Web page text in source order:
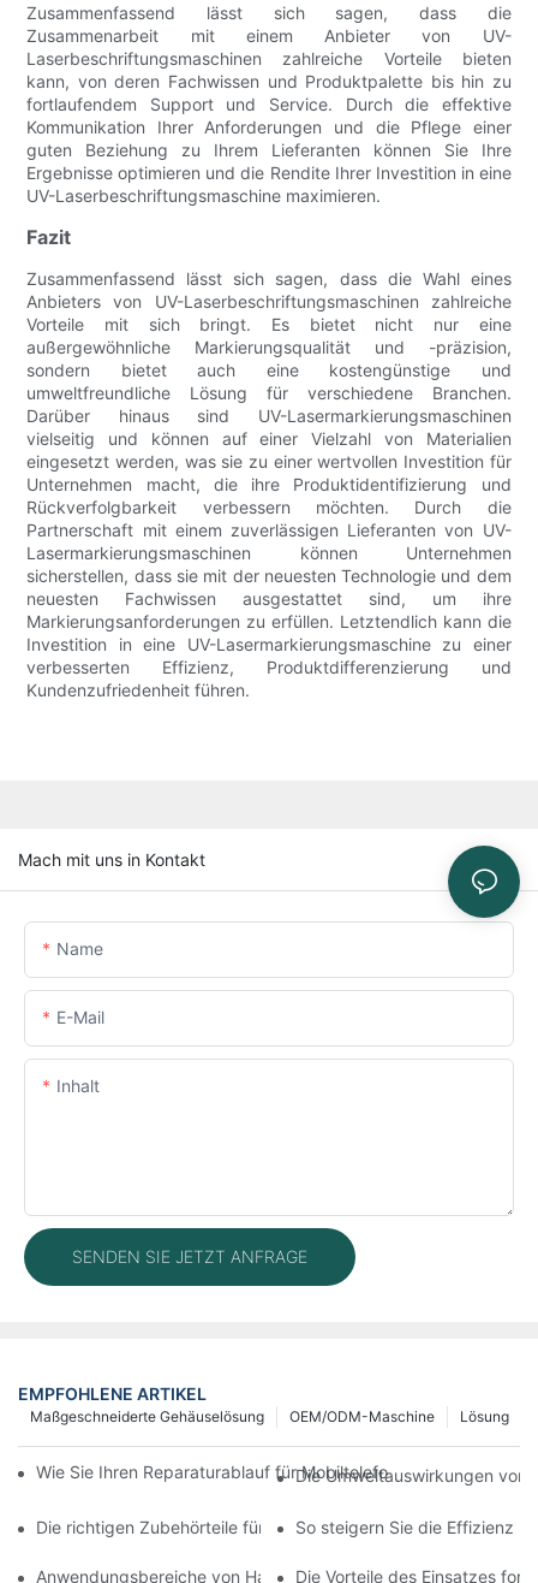
Zusammenfassend lässt sich sagen, dass die
Zusammenarbeit mit einem Anbieter von UV-
Laserbeschriftungsmaschinen zahlreiche Vorteile bieten
kann, von deren Fachwissen und Produktpalette bis hin zu
fortlaufendem Support und Service. Durch die effektive
Kommunikation Ihrer Anforderungen und die Pflege einer
guten Beziehung zu Ihrem Lieferanten können Sie Ihre
Ergebnisse optimieren und die Rendite Ihrer Investition in eine
UV-Laserbeschriftungsmaschine maximieren.
Fazit
Zusammenfassend lässt sich sagen, dass die Wahl eines
Anbieters von UV-Laserbeschriftungsmaschinen zahlreiche
Vorteile mit sich bringt. Es bietet nicht nur eine
außergewöhnliche Markierungsqualität und -präzision,
sondern bietet auch eine kostengünstige und
umweltfreundliche Lösung für verschiedene Branchen.
Darüber hinaus sind UV-Lasermarkierungsmaschinen
vielseitig und können auf einer Vielzahl von Materialien
eingesetzt werden, was sie zu einer wertvollen Investition für
Unternehmen macht, die ihre Produktidentifizierung und
Rückverfolgbarkeit verbessern möchten. Durch die
Partnerschaft mit einem zuverlässigen Lieferanten von UV-
Lasermarkierungsmaschinen können Unternehmen
sicherstellen, dass sie mit der neuesten Technologie und dem
neuesten Fachwissen ausgestattet sind, um ihre
Markierungsanforderungen zu erfüllen. Letztendlich kann die
Investition in eine UV-Lasermarkierungsmaschine zu einer
verbesserten Effizienz, Produktdifferenzierung und
Kundenzufriedenheit führen.
Mach mit uns in Kontakt
Name
E-Mail
Inhalt
SENDEN SIE JETZT ANFRAGE
EMPFOHLENE ARTIKEL
Lösung
OEM/ODM-Maschine
Maßgeschneiderte Gehäuselösung
Wie Sie Ihren Reparaturablauf für Mobiltelefone mit moderner
Die Umweltauswirkungen von
Die richtigen Zubehörteile für Ihr Handy-So steigern Sie die Effizienz
Anwendungsbereiche von Handy-Reparaturmaschinen bei
Die Vorteile des Einsatzes